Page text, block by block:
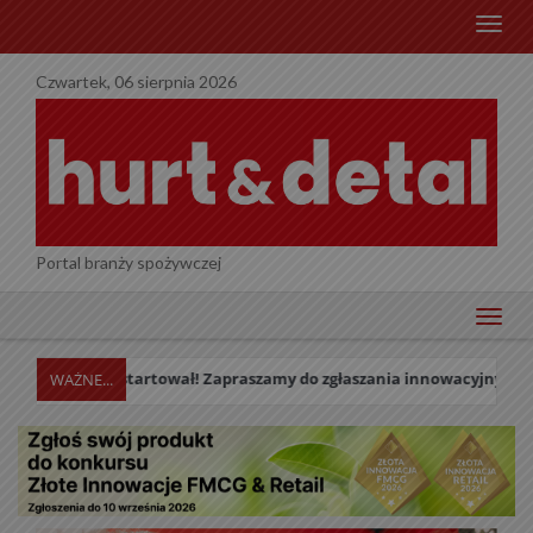
menu
Czwartek, 06 sierpnia 2026
Portal branży spożywczej
menu
wystartował! Zapraszamy do zgłaszania innowacyjnych